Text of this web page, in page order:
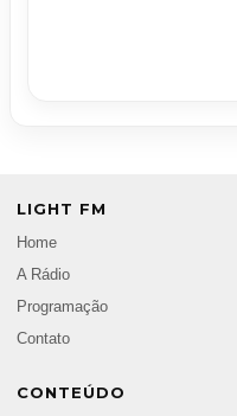
LIGHT FM
Home
A Rádio
Programação
Contato
CONTEÚDO